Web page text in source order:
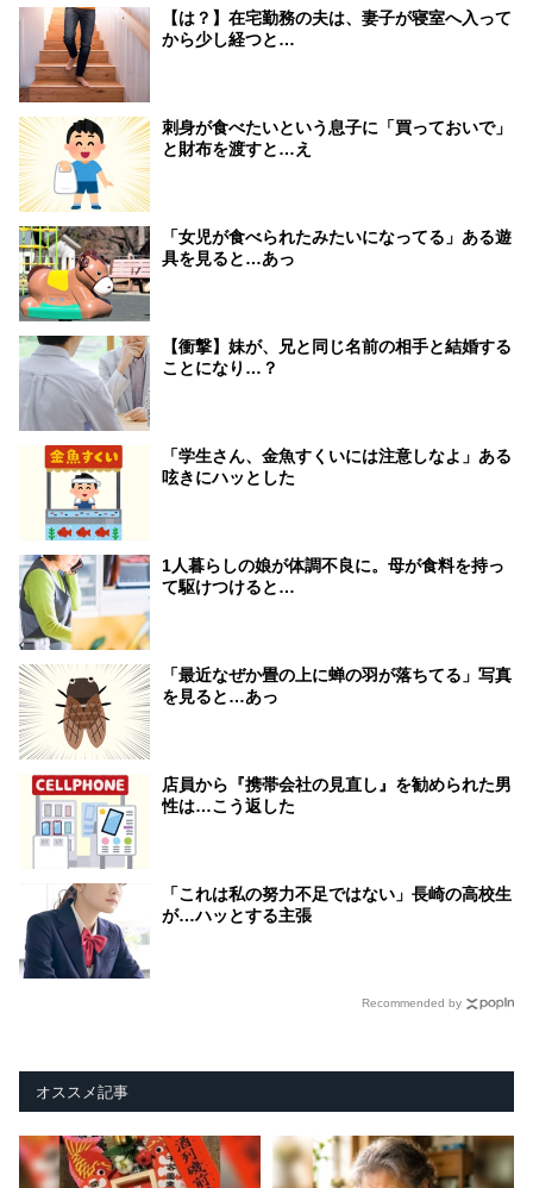
【は？】在宅勤務の夫は、妻子が寝室へ入って
から少し経つと…
刺身が食べたいという息子に「買っておいで」
と財布を渡すと…え
「女児が食べられたみたいになってる」ある遊
具を見ると…あっ
【衝撃】妹が、兄と同じ名前の相手と結婚する
ことになり…？
「学生さん、金魚すくいには注意しなよ」ある
呟きにハッとした
1人暮らしの娘が体調不良に。母が食料を持っ
て駆けつけると…
「最近なぜか畳の上に蝉の羽が落ちてる」写真
を見ると…あっ
店員から『携帯会社の見直し』を勧められた男
性は…こう返した
「これは私の努力不足ではない」長崎の高校生
が…ハッとする主張
Recommended by
オススメ記事